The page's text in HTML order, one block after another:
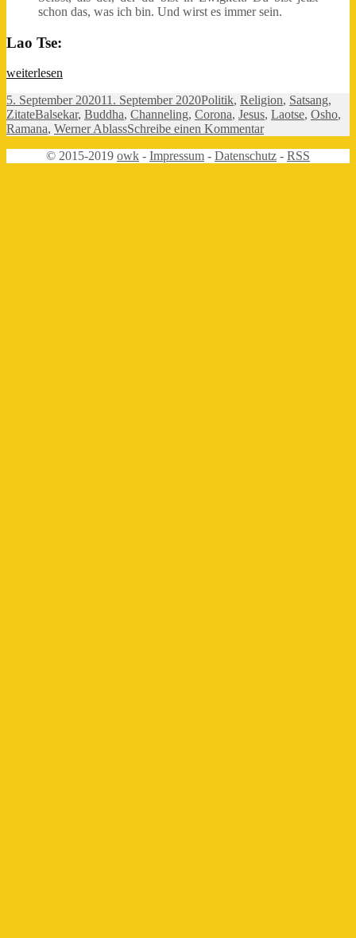
schon das, was ich bin. Und wirst es immer sein.
Lao Tse:
Was
ER
gesagt?
weiterlesen
Veröffentlicht
am
5. September 202011. September 2020Kategorien
Politik, Religion, Satsang,
ZitateSchlagwörter
Balsekar, Buddha, Channeling, Corona, Jesus, Laotse, Osho,
Ramana, Werner AblassSchreibe einen Kommentarzu
hätte
© 2015-2019 owk - Impressum - Datenschutz - RSS